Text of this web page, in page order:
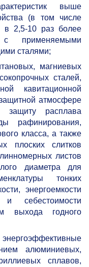
выше
(в том числе
в 2,5-10раз более
применяемыми
сталями;
магниевых
сталей,
кавитационной
атмосфере
защиту расплава
рафинирования,
класса, а также
плоских слитков
листов
диаметра для
тонких
энергоемкости
себестоимости
выхода годного
алюминиевых,
сплавов,